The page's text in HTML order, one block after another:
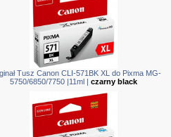
Tusz Canon CLI-571BK XL do Pixma MG-
5750/6850/7750 |11ml | czarny black